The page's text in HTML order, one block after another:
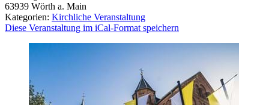
63939 Wörth a. Main
Kategorien: Kirchliche Veranstaltung
Diese Veranstaltung im iCal-Format speichern